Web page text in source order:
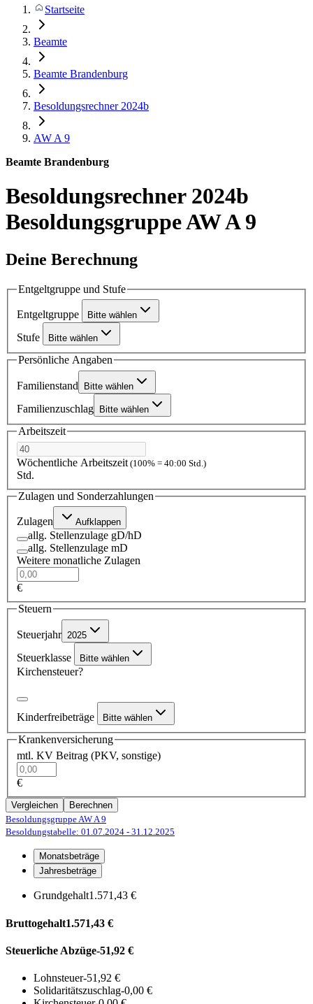
Startseite
Beamte
Beamte Brandenburg
Besoldungsrechner 2024b
AW A 9
Beamte Brandenburg
Besoldungsrechner 2024b
Besoldungsgruppe AW A 9
Deine Berechnung
Entgeltgruppe und Stufe
Entgeltgruppe Bitte wählen
Stufe Bitte wählen
Persönliche Angaben
Familienstand Bitte wählen
Familienzuschlag Bitte wählen
Arbeitszeit
Wöchentliche Arbeitszeit (100% = 40:00 Std.)
Std.
Zulagen und Sonderzahlungen
Zulagen Aufklappen
allg. Stellenzulage gD/hD
allg. Stellenzulage mD
Weitere monatliche Zulagen
€
Steuern
Steuerjahr 2025
Steuerklasse Bitte wählen
Kirchensteuer?
Kinderfreibeträge Bitte wählen
Krankenversicherung
mtl. KV Beitrag (PKV, sonstige)
€
Vergleichen
Berechnen
Besoldungsgruppe AW A 9
Besoldungstabelle: 01.07.2024 - 31.12.2025
Monatsbeträge
Jahresbeträge
Grundgehalt1.571,43 €
Bruttogehalt1.571,43 €
Steuerliche Abzüge-51,92 €
Lohnsteuer-51,92 €
Solidaritätszuschlag-0,00 €